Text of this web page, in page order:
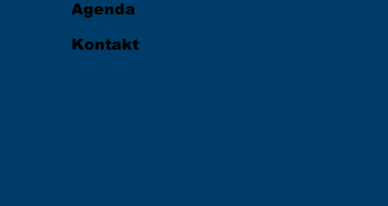
Agenda
Kontakt